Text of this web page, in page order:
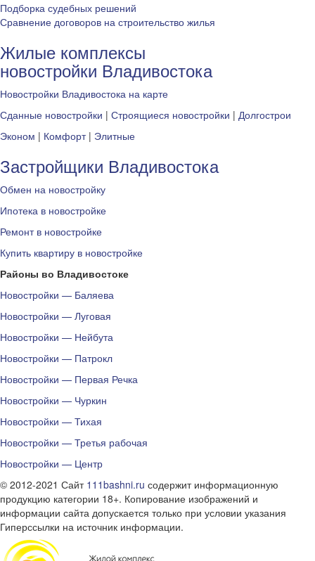
Подборка судебных решений
Сравнение договоров на строительство жилья
Жилые комплексы
новостройки Владивостока
Новостройки Владивостока на карте
Сданные новостройки | Строящиеся новостройки | Долгострои
Эконом | Комфорт| Элитные
Застройщики Владивостока
Обмен на новостройку
Ипотека в новостройке
Ремонт в новостройке
Купить квартиру в новостройке
Районы во Владивостоке
Новостройки — Баляева
Новостройки — Луговая
Новостройки — Нейбута
Новостройки — Патрокл
Новостройки — Первая Речка
Новостройки — Чуркин
Новостройки — Тихая
Новостройки — Третья рабочая
Новостройки — Центр
© 2012-2021 Сайт 111bashni.ru содержит информационную
продукцию категории 18+. Копирование изображений и
информации сайта допускается только при условии указания
Гиперссылки на источник информации.